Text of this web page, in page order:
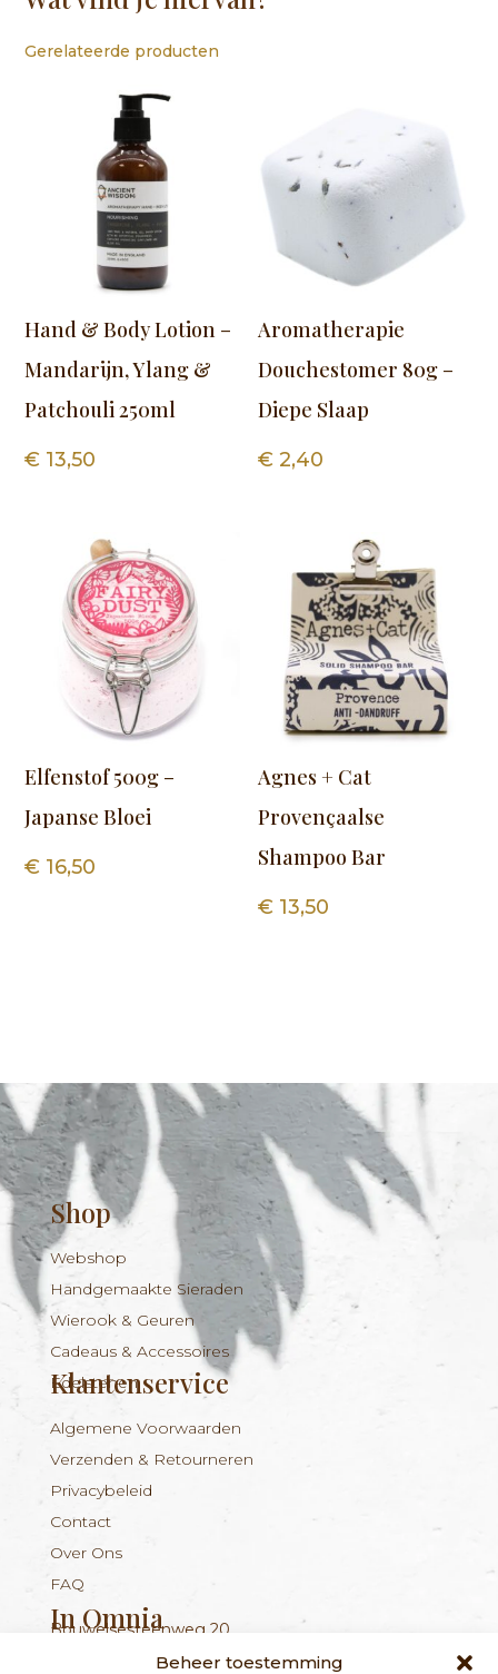
Beheer toestemming
Gerelateerde producten
Hand & Body Lotion –
Mandarijn, Ylang &
Patchouli 250ml
€ 13,50
Aromatherapie
Douchestomer 80g –
Diepe Slaap
€ 2,40
Elfenstof 500g –
Japanse Bloei
€ 16,50
Agnes + Cat
Provençaalse
Shampoo Bar
€ 13,50
Shop
Webshop
Handgemaakte Sieraden
Wierook & Geuren
Cadeaus & Accessoires
Edelstenen
Klantenservice
Algemene Voorwaarden
Verzenden & Retourneren
Privacybeleid
Contact
Over Ons
FAQ
In Omnia
Bouwelsesteenweg 20
BE 1029.893.045
info@inomnia.be
+324 56 96 16 94
Nieuwsbrief